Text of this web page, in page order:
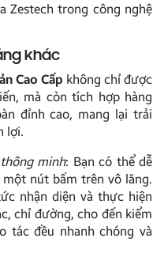
Zestech trong công nghệ
khác
Cao Cấp không chỉ được
mà còn tích hợp hàng
đỉnh cao, mang lại trải
lợi.
minh: Bạn có thể dễ
nút bấm trên vô lăng.
nhận diện và thực hiện
chỉ đường, cho đến kiểm
tác đều nhanh chóng và